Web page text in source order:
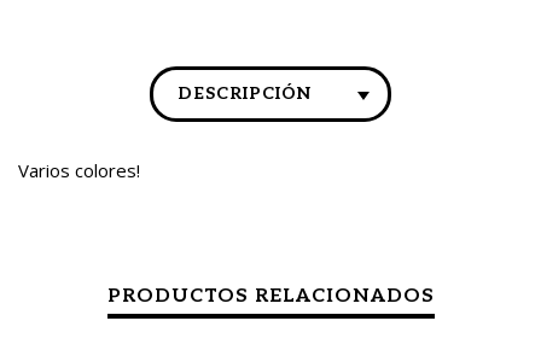
DESCRIPCIÓN
Varios colores!
PRODUCTOS RELACIONADOS